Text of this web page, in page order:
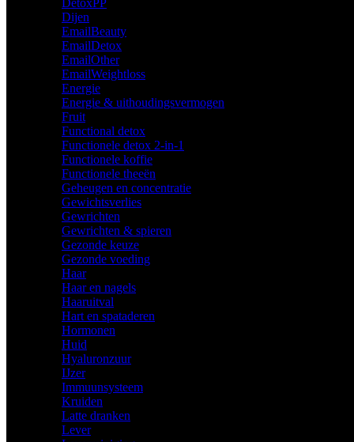
DetoxPP
Dijen
EmailBeauty
EmailDetox
EmailOther
EmailWeightloss
Energie
Energie & uithoudingsvermogen
Fruit
Functional detox
Functionele detox 2-in-1
Functionele koffie
Functionele theeën
Geheugen en concentratie
Gewichtsverlies
Gewrichten
Gewrichten & spieren
Gezonde keuze
Gezonde voeding
Haar
Haar en nagels
Haaruitval
Hart en spataderen
Hormonen
Huid
Hyaluronzuur
IJzer
Immuunsysteem
Kruiden
Latte dranken
Lever